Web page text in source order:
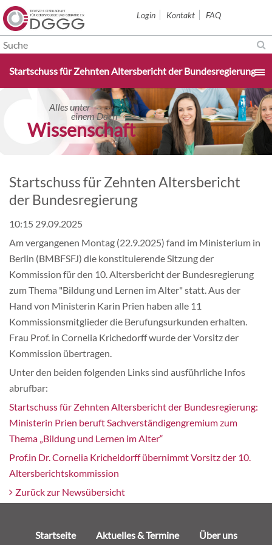
Navigation
Login Kontakt FAQ
überspringen
Startschuss für Zehnten Altersbericht der Bundesregierung
Aktuelles & Termine
Über uns
Studium & Karriere
Mitgliedschaft & Spenden
Alles unter
einem Dach
Wissenschaft
Startschuss für Zehnten Altersbericht
der Bundesregierung
10:15 29.09.2025
Am vergangenen Montag (22.9.2025) fand im Ministerium in
Berlin (BMBFSFJ) die konstituierende Sitzung der
Kommission für den 10. Altersbericht der Bundesregierung
zum Thema "Bildung und Lernen im Alter" statt. Aus der
Hand von Ministerin Karin Prien haben alle 11
Kommissionsmitglieder die Berufungsurkunden erhalten.
Frau Prof. in Cornelia Krichedorff wurde der Vorsitz der
Kommission übertragen.
Unter den beiden folgenden Links sind ausführliche Infos
abrufbar:
Startschuss für Zehnten Altersbericht der Bundesregierung:
Ministerin Prien beruft Sachverständigengremium zum
Thema „Bildung und Lernen im Alter“
Prof.in Dr. Cornelia Kricheldorff übernimmt Vorsitz der 10.
Altersberichtskommission
Zurück zur Newsübersicht
NavigationStartseite Aktuelles & Termine
Über uns